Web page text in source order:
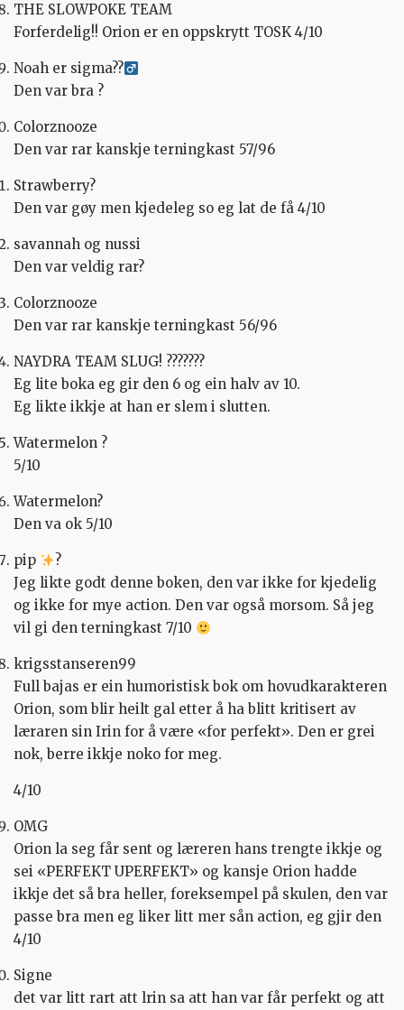
THE SLOWPOKE TEAM
Forferdelig!! Orion er en oppskrytt TOSK 4/10
Noah er sigma??‍
Den var bra ?
Colorznooze
Den var rar kanskje terningkast 57/96
Strawberry?
Den var gøy men kjedeleg so eg lat de få 4/10
savannah og nussi
Den var veldig rar?
Colorznooze
Den var rar kanskje terningkast 56/96
NAYDRA TEAM SLUG! ????‍???
Eg lite boka eg gir den 6 og ein halv av 10.
Eg likte ikkje at han er slem i slutten.
Watermelon ?
5/10
Watermelon?
Den va ok 5/10
pip
?
Jeg likte godt denne boken, den var ikke for kjedelig
og ikke for mye action. Den var også morsom. Så jeg
vil gi den terningkast 7/10
krigsstanseren99
Full bajas er ein humoristisk bok om hovudkarakteren
Orion, som blir heilt gal etter å ha blitt kritisert av
læraren sin Irin for å være «for perfekt». Den er grei
nok, berre ikkje noko for meg.
4/10
OMG
Orion la seg får sent og læreren hans trengte ikkje og
sei «PERFEKT UPERFEKT» og kansje Orion hadde
ikkje det så bra heller, foreksempel på skulen, den var
passe bra men eg liker litt mer sån action, eg gjir den
4/10
Signe
det var litt rart att lrin sa att han var får perfekt og att